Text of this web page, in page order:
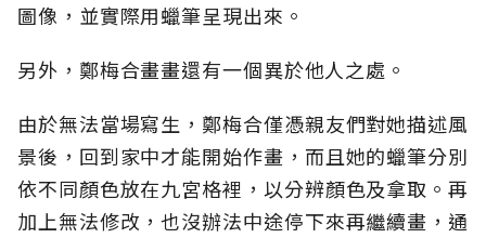
圖像，並實際用蠟筆呈現出來。
另外，鄭梅合畫畫還有一個異於他人之處。
由於無法當場寫生，鄭梅合僅憑親友們對她描述風
景後，回到家中才能開始作畫，而且她的蠟筆分別
依不同顏色放在九宮格裡，以分辨顏色及拿取。再
加上無法修改，也沒辦法中途停下來再繼續畫，通